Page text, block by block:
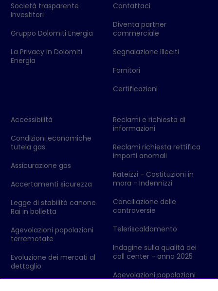
Società trasparente
Investitori
Gruppo Dolomiti Energia
La Privacy in Dolomiti
Energia
Contattaci
Diventa partner
commerciale
Segnalazione Illeciti
Fornitori
Certificazioni
Accessibilità
Condizioni economiche
tutela gas
Assicurazione gas
Accertamenti sicurezza
Legge di stabilità canone
Rai in bolletta
Agevolazioni popolazioni
terremotate
Evoluzione dei mercati al
dettaglio
Reclami e richiesta di
informazioni
Reclami richiesta rettifica
importi anomali
Rateizzi - Costituzioni in
mora - Indennizzi
Conciliazione delle
controversie
Teleriscaldamento
Indagine sulla qualità dei
call center - anno 2025
Agevolazioni popolazioni